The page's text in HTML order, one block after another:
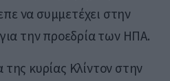
να συμμετέχει στην
την προεδρία των ΗΠΑ.
κυρίας Κλίντον στην